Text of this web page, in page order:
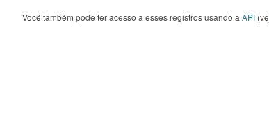
Você também pode ter acesso a esses registros usando a API